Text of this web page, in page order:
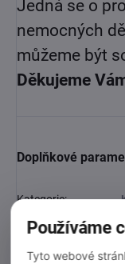
Jedná se o
nemocných
můžeme být
Děkujeme
Doplňkové
Kategorie:
EAN :
Používáme
Tyto webové